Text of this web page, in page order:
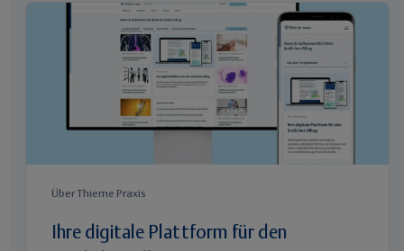
Über Thieme Praxis
Ihre digitale Plattform für den